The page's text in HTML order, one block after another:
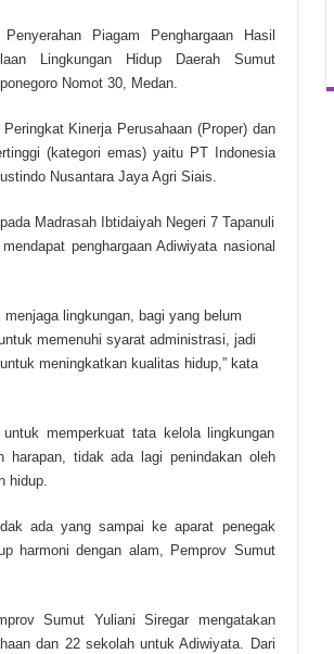
Piagam Penghargaan Hasil
Lingkungan Hidup Daerah Sumut
Nomot 30, Medan.
Kinerja Perusahaan (Proper) dan
(kategori emas) yaitu PT Indonesia
Nusantara Jaya Agri Siais.
Madrasah Ibtidaiyah Negeri 7 Tapanuli
penghargaan Adiwiyata nasional
lingkungan, bagi yang belum
memenuhi syarat administrasi, jadi
meningkatkan kualitas hidup,” kata
memperkuat tata kelola lingkungan
harapan, tidak ada lagi penindakan oleh
hidup.
ada yang sampai ke aparat penegak
harmoni dengan alam, Pemprov Sumut
Sumut Yuliani Siregar mengatakan
dan 22 sekolah untuk Adiwiyata. Dari